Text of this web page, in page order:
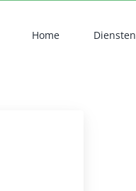
Home Diensten